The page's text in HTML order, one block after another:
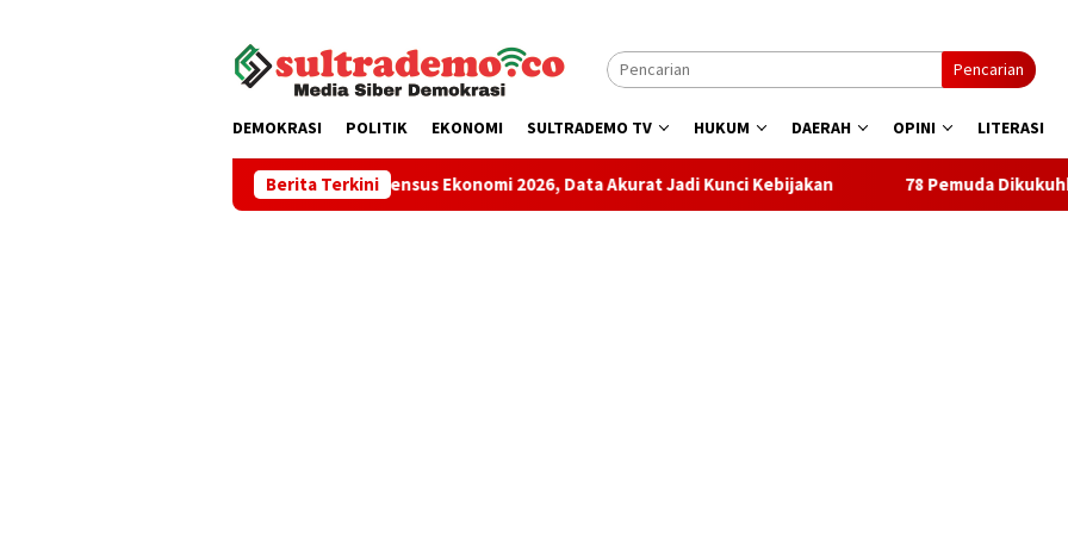
Pencarian
DEMOKRASI POLITIK EKONOMI SULTRADEMO TV HUKUM DAERAH OPINI LITERASI
Berita Terkini
Ajak Warga Sukseskan Sensus Ekonomi 2026, Data Akurat Jadi Kunci Kebijakan 78 Pemuda Dikukuhkan, YCC Jadi